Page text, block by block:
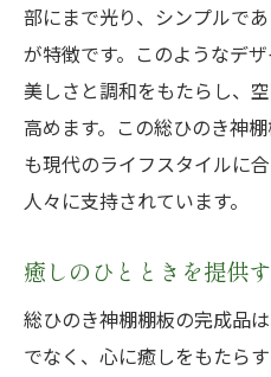
部にまで光り、シンプルで
が特徴です。このようなデ
美しさと調和をもたらし、
高めます。この総ひのき神
も現代のライフスタイルに
人々に支持されています。
癒しのひとときを提供
総ひのき神棚棚板の完成品
でなく、心に癒しをもたら